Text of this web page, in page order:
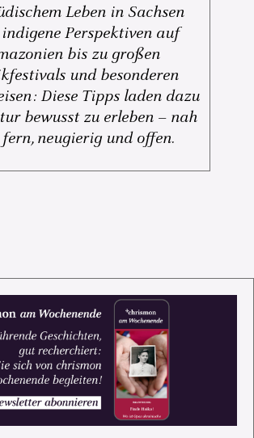
Leben in Sachsen
Perspektiven auf
bis zu großen
und besonderen
Diese Tipps laden dazu
bewusst zu erleben – nah
neugierig und offen.